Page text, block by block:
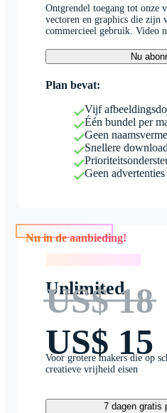
Ontgrendel toegang tot onze
vectoren en graphics die zijn
commercieel gebruik. Video
Nu
Plan bevat:
Vijf
Één bundel per
Geen
Snellere
Geen advertenties
Nu in de aanbieding!
Unlimited
US$ 18
US$ 15
Voor grotere makers die op
creatieve vrijheid eisen
7 dagen gratis